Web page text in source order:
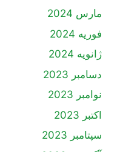
مارس 2024
فوریه 2024
ژانویه 2024
دسامبر 2023
نوامبر 2023
اکتبر 2023
سپتامبر 2023